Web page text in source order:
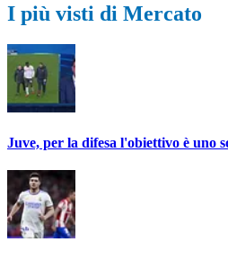
I più visti di Mercato
Juve, per la difesa l'obiettivo è uno